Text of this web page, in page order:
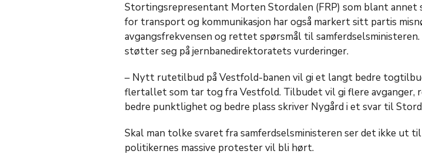
Stortingsrepresentant Morten Stordalen (FRP) som blant annet
for transport og kommunikasjon har også markert sitt partis
avgangsfrekvensen og rettet spørsmål til
støtter seg på jernbanedirektoratets vurderinger.
– Nytt rutetilbud på Vestfold-banen vil gi et langt bedre
flertallet som tar tog fra Vestfold. Tilbudet vil gi flere avganger,
bedre punktlighet og bedre plass skriver Nygård i et svar til
Skal man tolke svaret fra samferdselsministeren ser det ikke ut
politikernes massive protester vil bli hørt.